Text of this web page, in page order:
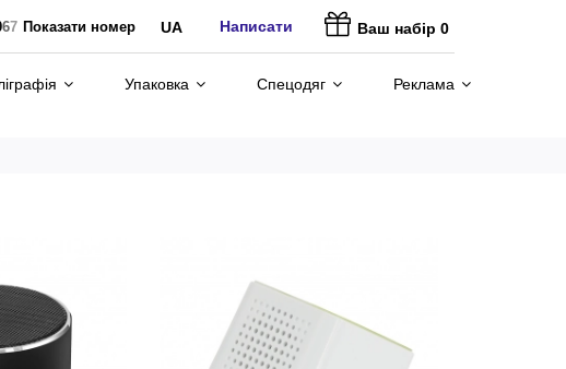
67 Показати номер UA Написати Ваш набір 0
Упаковка Спецодяг Реклама